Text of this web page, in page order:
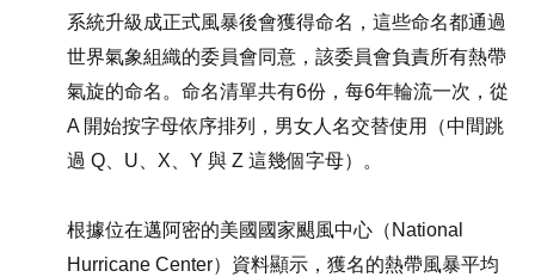
系統升級成正式風暴後會獲得命名，這些命名都通過
世界氣象組織的委員會同意，該委員會負責所有熱帶
氣旋的命名。命名清單共有6份，每6年輪流一次，從
A 開始按字母依序排列，男女人名交替使用（中間跳
過 Q、U、X、Y 與 Z 這幾個字母）。
根據位在邁阿密的美國國家颶風中心（National
Hurricane Center）資料顯示，獲名的熱帶風暴平均